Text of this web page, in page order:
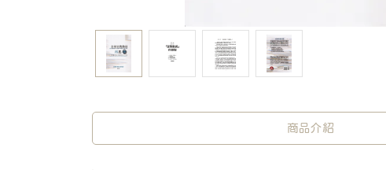
商品介紹